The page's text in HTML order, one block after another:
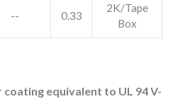
-- 0.33
2K/Tape
Box
equivalent to UL 94 V-